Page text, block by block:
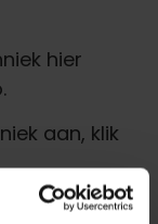
hier
aan, klik